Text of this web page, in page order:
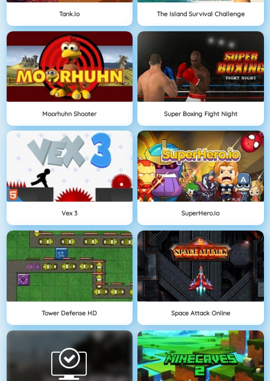
Tank.io The Island Survival Challenge
Moorhuhn Shooter Super Boxing Fight Night
Vex 3 SuperHero.io
Tower Defense HD Space Attack Online